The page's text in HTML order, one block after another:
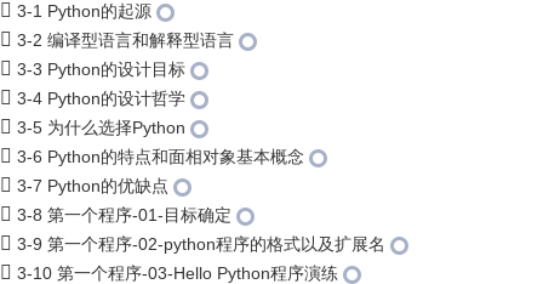
3-1 Python的起源
3-2 编译型语言和解释型语言
3-3 Python的设计目标
3-4 Python的设计哲学
3-5 为什么选择Python
3-6 Python的特点和面相对象基本概念
3-7 Python的优缺点
3-8 第一个程序-01-目标确定
3-9 第一个程序-02-python程序的格式以及扩展名
3-10 第一个程序-03-Hello Python程序演练